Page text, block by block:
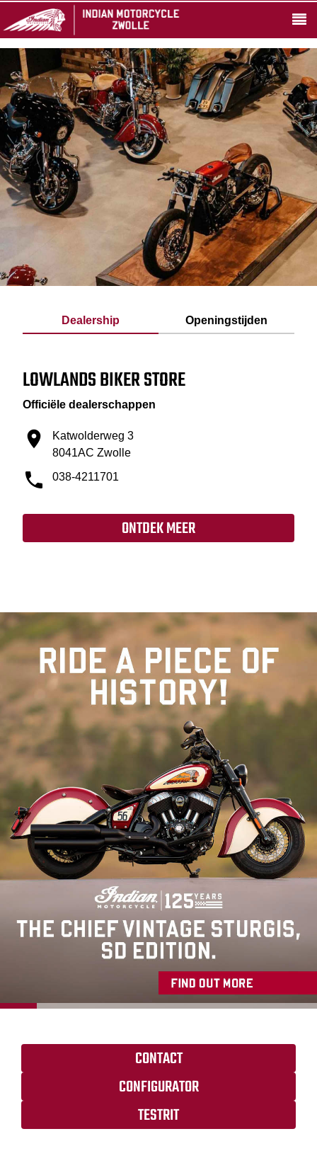
Dealership Openingstijden
LOWLANDS BIKER STORE
Officiële dealerschappen
Katwolderweg 3
8041AC Zwolle
038-4211701
ONTDEK MEER
CONTACT
CONFIGURATOR
TESTRIT